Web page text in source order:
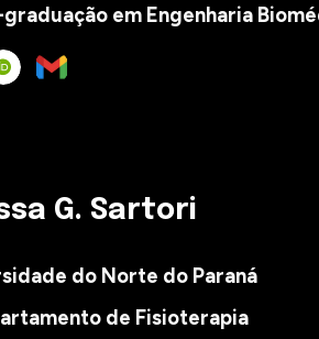
graduação em Engenharia
G. Sartori
do Norte do Paraná
de Fisioterapia